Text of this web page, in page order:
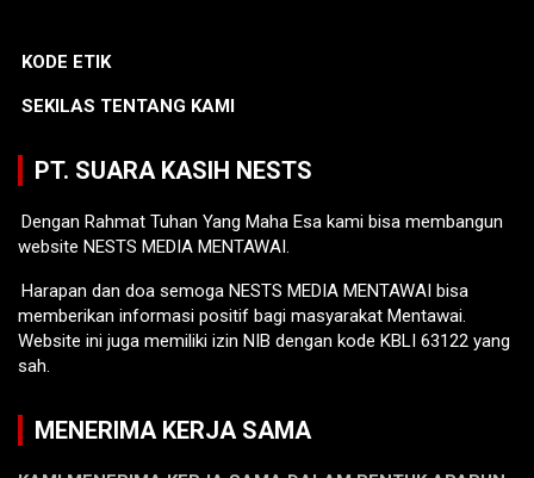
KODE ETIK
SEKILAS TENTANG KAMI
PT. SUARA KASIH NESTS
Dengan Rahmat Tuhan Yang Maha Esa kami bisa membangun
website NESTS MEDIA MENTAWAI.
Harapan dan doa semoga NESTS MEDIA MENTAWAI bisa
memberikan informasi positif bagi masyarakat Mentawai.
Website ini juga memiliki izin NIB dengan kode KBLI 63122 yang
sah.
MENERIMA KERJA SAMA